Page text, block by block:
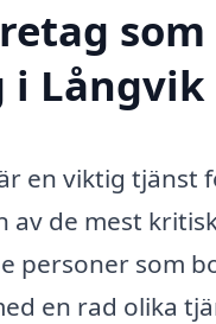
en viktig tjänst
av de mest
personer som
en rad olika